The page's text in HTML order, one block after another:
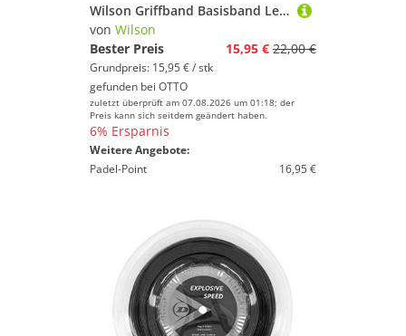
Wilson Griffband Basisband Leather Grip 1.6mm (glatt/direktes Griffgefühl) braun
von Wilson
Bester Preis
15,95 € 22,00 €
Grundpreis: 15,95 € / stk
gefunden bei OTTO
zuletzt überprüft am 07.08.2026 um 01:18; der
Preis kann sich seitdem geändert haben.
6% Ersparnis
Weitere Angebote:
Padel-Point
16,95 €